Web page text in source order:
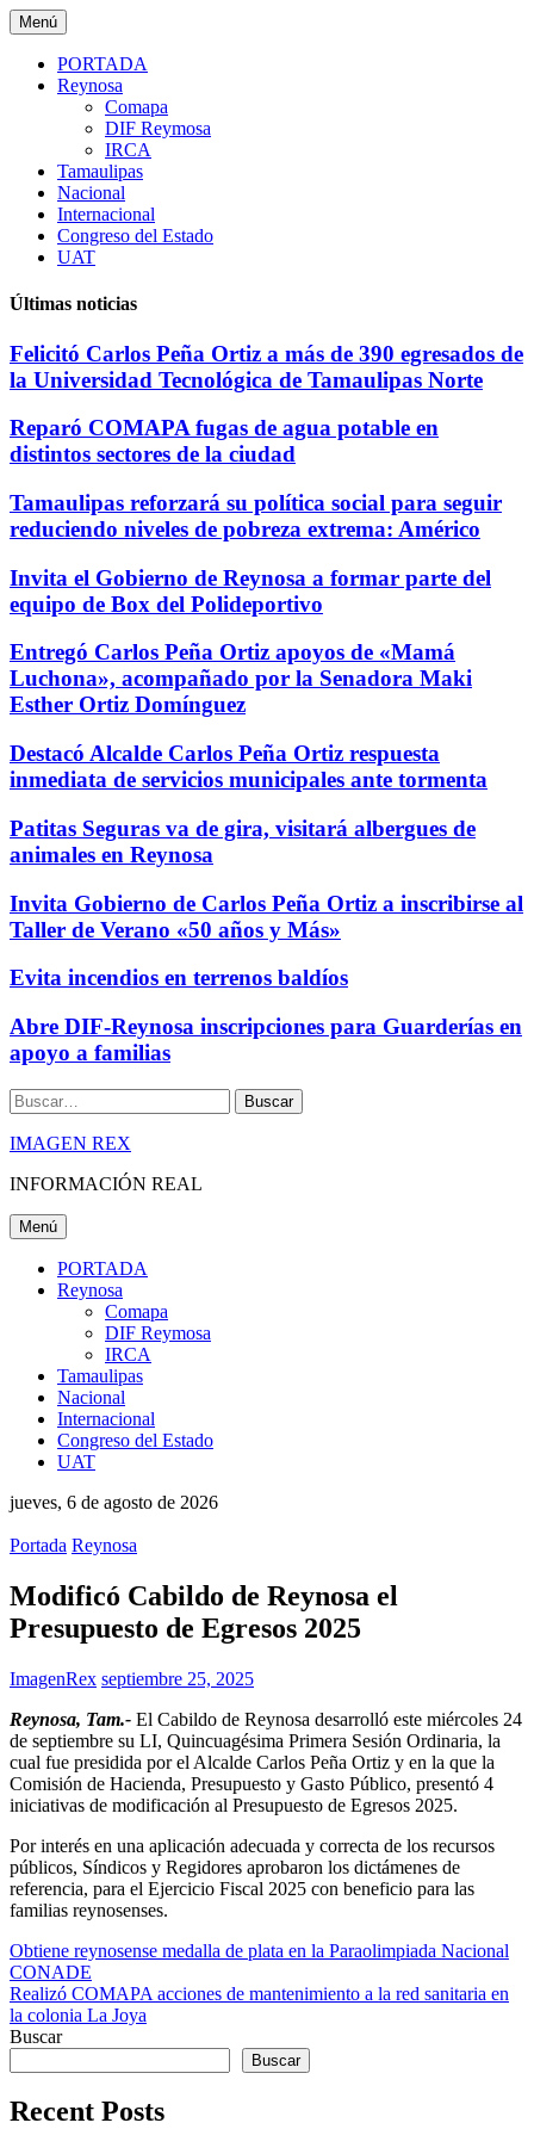
Saltar
al
contenido
Menú
PORTADA
Reynosa
Comapa
DIF Reymosa
IRCA
Tamaulipas
Nacional
Internacional
Congreso del Estado
UAT
Últimas noticias
Felicitó Carlos Peña Ortiz a más de 390 egresados de
la Universidad Tecnológica de Tamaulipas Norte
Reparó COMAPA fugas de agua potable en
distintos sectores de la ciudad
Tamaulipas reforzará su política social para seguir
reduciendo niveles de pobreza extrema: Américo
Invita el Gobierno de Reynosa a formar parte del
equipo de Box del Polideportivo
Entregó Carlos Peña Ortiz apoyos de «Mamá
Luchona», acompañado por la Senadora Maki
Esther Ortiz Domínguez
Destacó Alcalde Carlos Peña Ortiz respuesta
inmediata de servicios municipales ante tormenta
Patitas Seguras va de gira, visitará albergues de
animales en Reynosa
Invita Gobierno de Carlos Peña Ortiz a inscribirse al
Taller de Verano «50 años y Más»
Evita incendios en terrenos baldíos
Abre DIF-Reynosa inscripciones para Guarderías en
apoyo a familias
Buscar
IMAGEN REX
INFORMACIÓN REAL
Menú
PORTADA
Reynosa
Comapa
DIF Reymosa
IRCA
Tamaulipas
Nacional
Internacional
Congreso del Estado
UAT
jueves, 6 de agosto de 2026
Portada Reynosa
Modificó Cabildo de Reynosa el
Presupuesto de Egresos 2025
ImagenRex septiembre 25, 2025
Reynosa, Tam.- El Cabildo de Reynosa desarrolló este miércoles 24
de septiembre su LI, Quincuagésima Primera Sesión Ordinaria, la
cual fue presidida por el Alcalde Carlos Peña Ortiz y en la que la
Comisión de Hacienda, Presupuesto y Gasto Público, presentó 4
iniciativas de modificación al Presupuesto de Egresos 2025.
Por interés en una aplicación adecuada y correcta de los recursos
públicos, Síndicos y Regidores aprobaron los dictámenes de
referencia, para el Ejercicio Fiscal 2025 con beneficio para las
familias reynosenses.
Navegación
de
entradas
Obtiene reynosense medalla de plata en la Paraolimpiada Nacional
CONADE
Realizó COMAPA acciones de mantenimiento a la red sanitaria en
la colonia La Joya
Buscar
Buscar
Recent Posts